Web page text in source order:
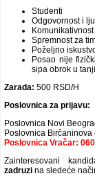
Studenti
Odgovornost i
Spremnost za
Poželjno
Posao nije
sipa obrok u
Zarada: 500 RSD/H
Poslovnica za prijavu:
Poslovnica Novi
Poslovnica Birčaninova
Poslovnica Vračar: 060
Zainteresovani
zadruzi na sledeće